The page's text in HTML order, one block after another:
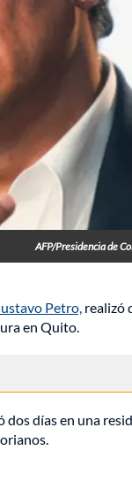
AFP/Presidencia de
Petro, realizó
en Quito.
días en una